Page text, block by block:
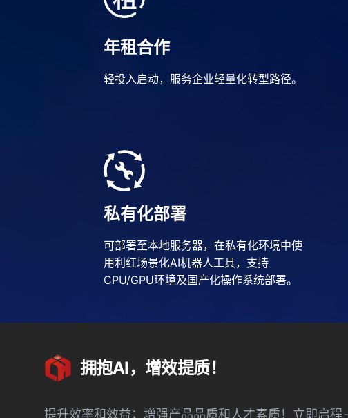
年租合作
轻投入启动，服务企业轻量化转型路径。
私有化部署
可部署至本地服务器，在私有化环境中使
用利红场景化AI机器人工具，支持
CPU/GPU环境及国产化操作系统部署。
拥抱AI，增效提质！
提升效率和效益；增强产品品质和人才素质！立即启